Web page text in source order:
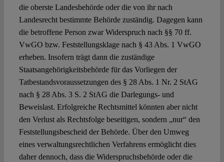
die oberste Landesbehörde oder die von ihr nach
Landesrecht bestimmte Behörde zuständig. Dagegen kann
die betroffene Person zwar Widerspruch nach §§ 70 ff.
VwGO bzw. Feststellungsklage nach § 43 Abs. 1 VwGO
erheben. Insofern trägt dann die zuständige
Staatsangehörigkeitsbehörde für das Vorliegen der
Tatbestandsvoraussetzungen des § 28 Abs. 1 Nr. 2 StAG
nach § 28 Abs. 3 S. 2 StAG die Darlegungs- und
Beweislast. Erfolgreiche Rechtsmittel könnten aber nicht
den Verlust als Rechtsfolge beseitigen, sondern „nur“ den
Feststellungsbescheid der Behörde. Über den Umweg
eines verwaltungsrechtlichen Verfahrens ermöglicht dies
daher dennoch, dass die Widerspruchsbehörde oder die